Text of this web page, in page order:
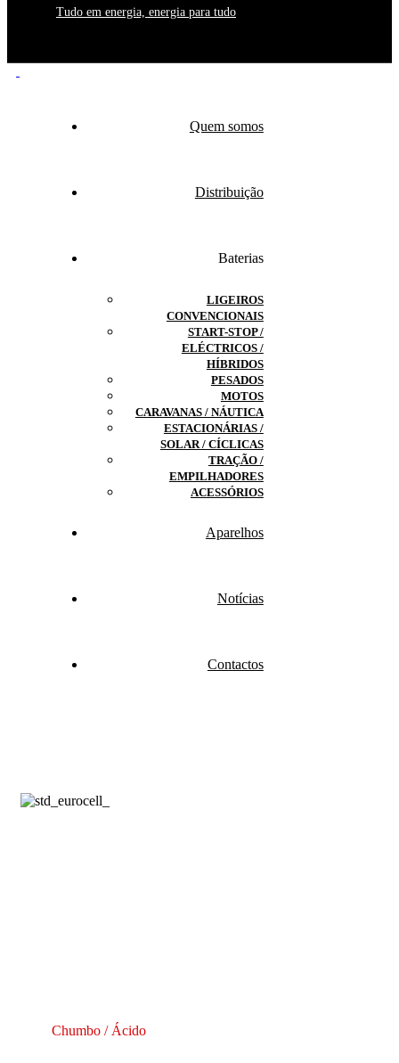
Tudo em energia, energia para tudo
Quem somos
Distribuição
Baterias
LIGEIROS
CONVENCIONAIS
START-STOP /
ELÉCTRICOS /
HÍBRIDOS
PESADOS
MOTOS
CARAVANAS / NÁUTICA
ESTACIONÁRIAS /
SOLAR / CÍCLICAS
TRAÇÃO /
EMPILHADORES
ACESSÓRIOS
Aparelhos
Notícias
Contactos
Chumbo / Ácido